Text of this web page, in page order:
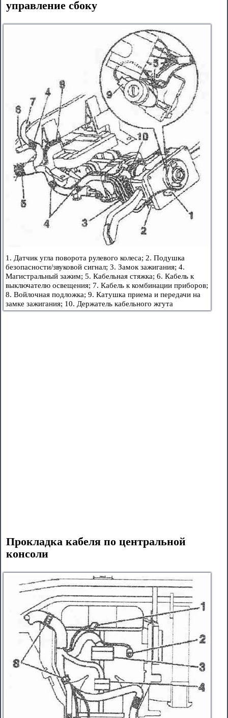
управление сбоку
1. Датчик угла поворота рулевого колеса; 2. Подушка
безопасности/звуковой сигнал; 3. Замок зажигания; 4.
Магистральный зажим; 5. Кабельная стяжка; 6. Кабель к
выключателю освещения; 7. Кабель к комбинации приборов;
8. Войлочная подложка; 9. Катушка приема и передачи на
замке зажигания; 10. Держатель кабельного жгута
Прокладка кабеля по центральной
консоли